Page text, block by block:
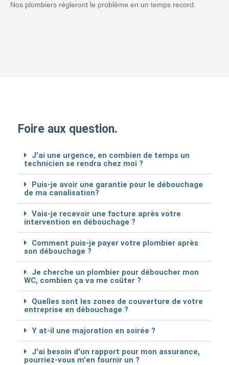
Nos plombiers régleront le problème en un temps record.
Foire aux question.
J'ai une urgence, en combien de temps un
technicien se rendra chez moi ?
Puis-je avoir une garantie pour le débouchage
de ma canalisation?
Vais-je recevoir une facture après votre
intervention en débouchage ?
Comment puis-je payer votre plombier après
son débouchage ?
Je cherche un plombier pour déboucher mon
WC, combien ça va me coûter ?
Quelles sont les zones de couverture de votre
entreprise en débouchage ?
Y at-il une majoration en soirée ?
J'ai besoin d'un rapport pour mon assurance,
pourriez-vous m'en fournir un ?